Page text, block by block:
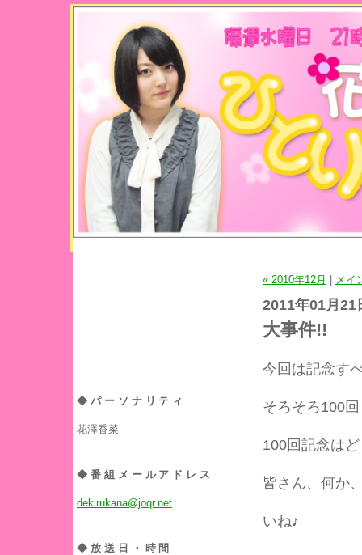
◆パーソナリティ
花澤香菜
◆番組メールアドレス
dekirukana@joqr.net
◆放送日・時間
« 2010年12月 メイ
2011年01月21
大事件!!
今回は記念す
そろそろ100
100回記念は
皆さん、何か
いね♪